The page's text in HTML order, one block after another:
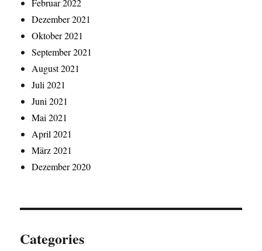
Februar 2022
Dezember 2021
Oktober 2021
September 2021
August 2021
Juli 2021
Juni 2021
Mai 2021
April 2021
März 2021
Dezember 2020
Categories